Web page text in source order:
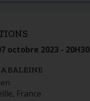
octobre 2023 - 20H30
BALEINE
France